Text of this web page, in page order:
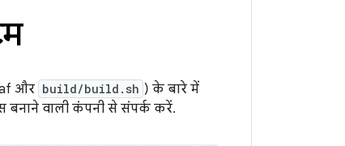
और build/build.sh ) के बारे में
बनाने वाली कंपनी से संपर्क करें.